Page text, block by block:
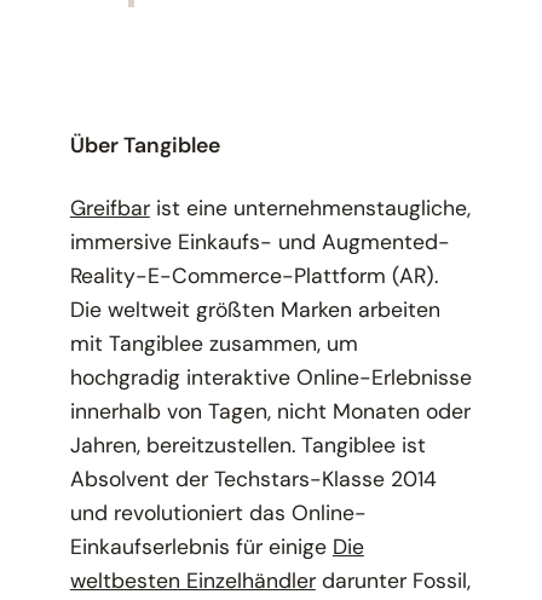
Über Tangiblee
Greifbarist eine unternehmenstaugliche,
immersive Einkaufs- und Augmented-
Reality-E-Commerce-Plattform (AR).
Die weltweit größten Marken arbeiten
mit Tangiblee zusammen, um
hochgradig interaktive Online-Erlebnisse
innerhalb von Tagen, nicht Monaten oder
Jahren, bereitzustellen. Tangiblee ist
Absolvent der Techstars-Klasse 2014
und revolutioniert das Online-
Einkaufserlebnis für einige Die
weltbesten Einzelhändlerdarunter Fossil,